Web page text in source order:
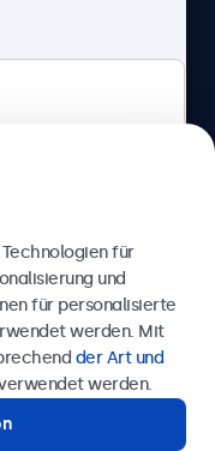
Deutschland
78 95 62
für
und
für personalisierte
werden. Mit
der Art und
werden.